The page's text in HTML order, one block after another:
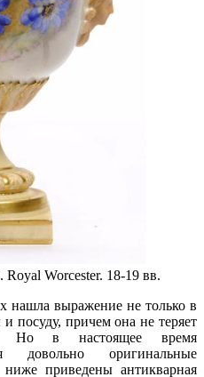
Royal Worcester. 18-19 вв.
нашла выражение не только в
посуду, причем она не теряет
Но в настоящее время
довольно оригинальные
приведены антикварная